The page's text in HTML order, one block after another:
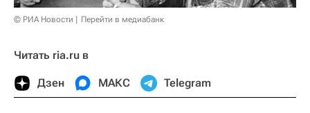
© РИА Новости Перейти в медиабанк
Читать ria.ru в
Дзен МАКС Telegram